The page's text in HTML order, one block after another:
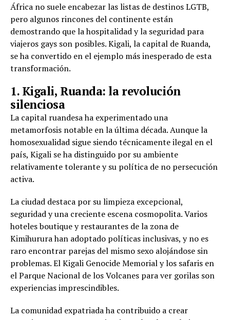
África no suele encabezar las listas de destinos LGTB,
pero algunos rincones del continente están
demostrando que la hospitalidad y la seguridad para
viajeros gays son posibles. Kigali, la capital de Ruanda,
se ha convertido en el ejemplo más inesperado de esta
transformación.
1. Kigali, Ruanda: la revolución
silenciosa
La capital ruandesa ha experimentado una
metamorfosis notable en la última década. Aunque la
homosexualidad sigue siendo técnicamente ilegal en el
país, Kigali se ha distinguido por su ambiente
relativamente tolerante y su política de no persecución
activa.
La ciudad destaca por su limpieza excepcional,
seguridad y una creciente escena cosmopolita. Varios
hoteles boutique y restaurantes de la zona de
Kimihurura han adoptado políticas inclusivas, y no es
raro encontrar parejas del mismo sexo alojándose sin
problemas. El Kigali Genocide Memorial y los safaris en
el Parque Nacional de los Volcanes para ver gorilas son
experiencias imprescindibles.
La comunidad expatriada ha contribuido a crear